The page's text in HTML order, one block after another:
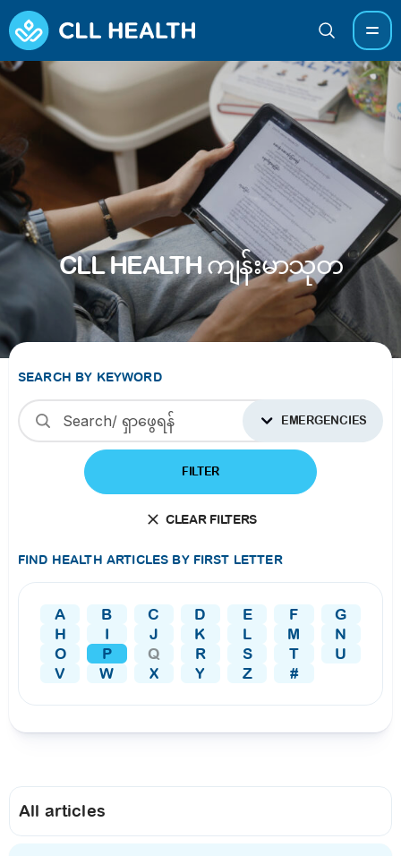
CLL HEALTH ကျန်းမာသုတ
SEARCH BY KEYWORD
EMERGENCIES
FILTER
CLEAR FILTERS
FIND HEALTH ARTICLES BY FIRST LETTER
A B C D E F
G
H
I J K L M
N
O
P Q R S T
U
V
W X Y Z #
All articles